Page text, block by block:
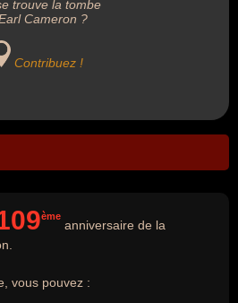
trouve la tombe
Cameron ?
Contribuez !
ème
anniversaire de la
vous pouvez :